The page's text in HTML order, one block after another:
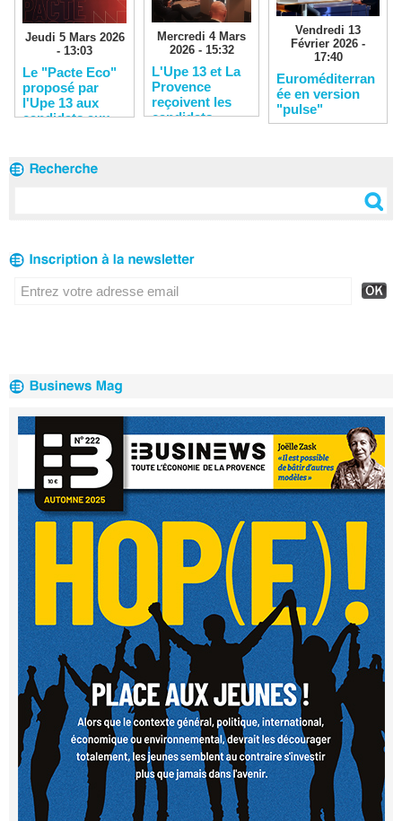
Jeudi 5 Mars 2026
- 13:03
Le "Pacte Eco"
proposé par
l'Upe 13 aux
candidats aux
Mercredi 4 Mars
2026 - 15:32
L'Upe 13 et La
Provence
reçoivent les
candidats
Vendredi 13
Février 2026 -
17:40
Euroméditerran
ée en version
"pulse"